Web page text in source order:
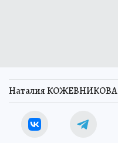
Наталия КОЖЕВНИКОВА